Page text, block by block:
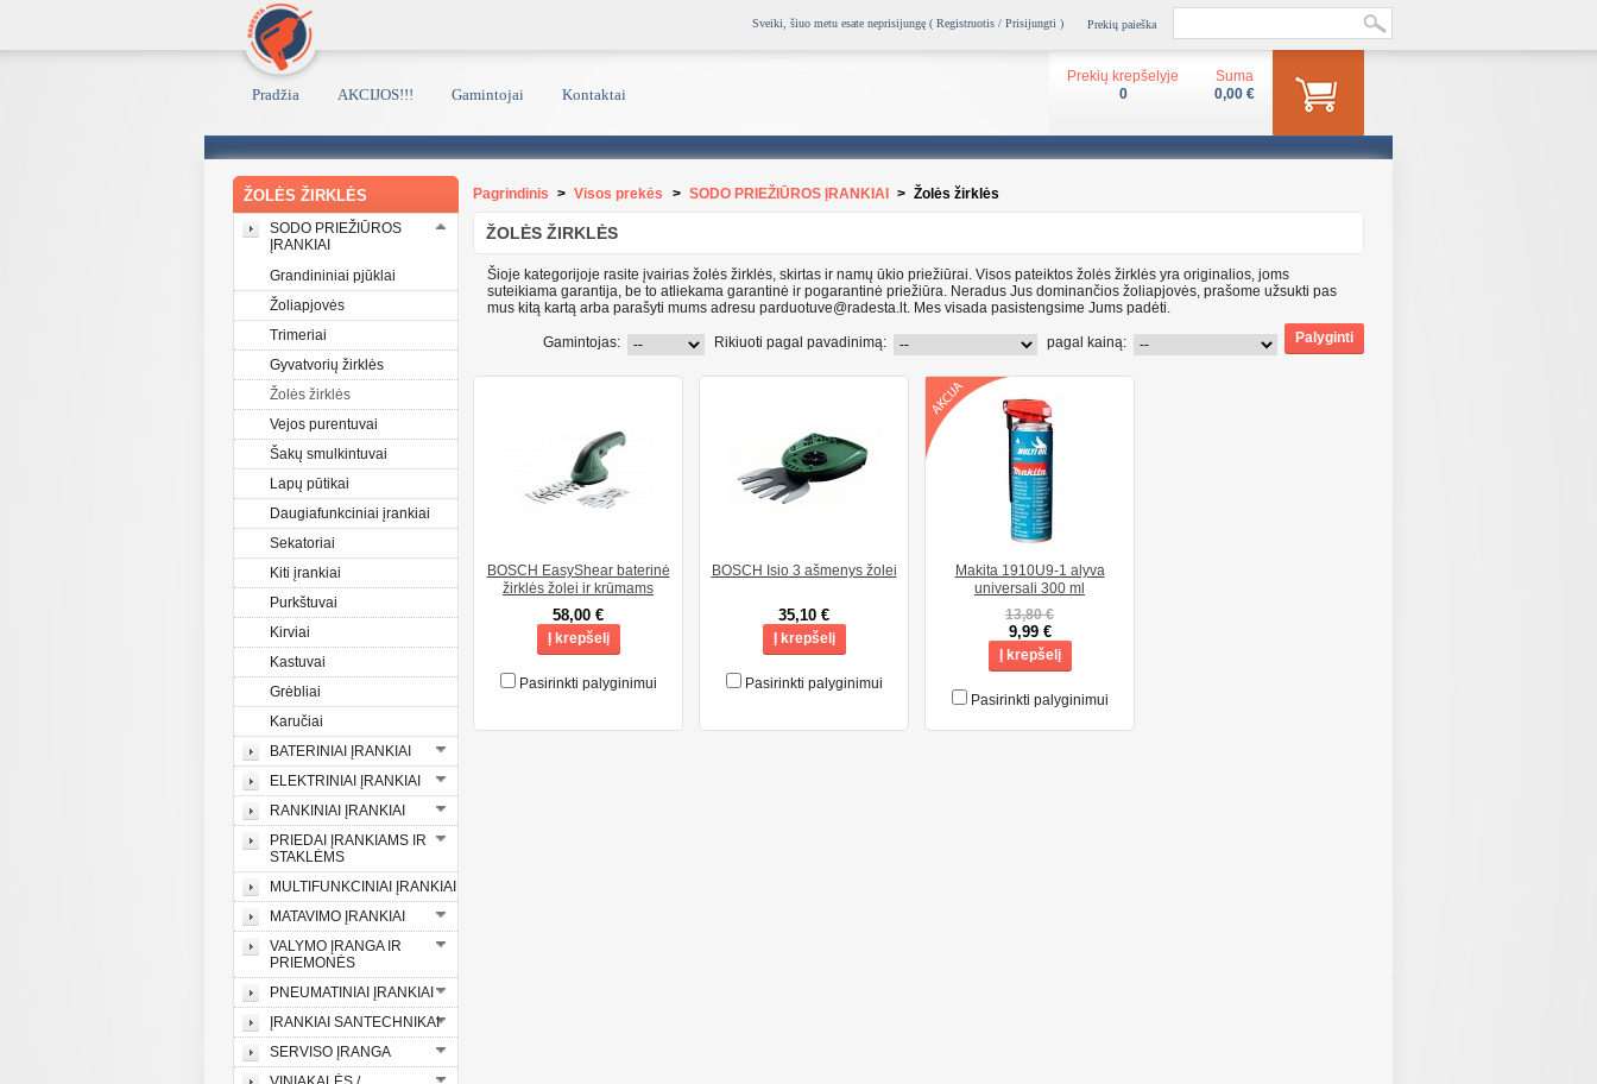
Prekių paieška
Sveiki, šiuo metu esate neprisijungę ( Registruotis / Prisijungti )
Pradžia AKCIJOS!!! Gamintojai Kontaktai
Suma
0,00 €
Prekių krepšelyje
0
ŽOLĖS ŽIRKLĖS
SODO PRIEŽIŪROS
ĮRANKIAI
Grandininiai pjūklai
Žoliapjovės
Trimeriai
Gyvatvorių žirklės
Žolės žirklės
Vejos purentuvai
Šakų smulkintuvai
Lapų pūtikai
Daugiafunkciniai įrankiai
Sekatoriai
Kiti įrankiai
Purkštuvai
Kirviai
Kastuvai
Grėbliai
Karučiai
BATERINIAI ĮRANKIAI
ELEKTRINIAI ĮRANKIAI
RANKINIAI ĮRANKIAI
PRIEDAI ĮRANKIAMS IR
STAKLĖMS
MULTIFUNKCINIAI ĮRANKIAI
MATAVIMO ĮRANKIAI
VALYMO ĮRANGA IR
PRIEMONĖS
PNEUMATINIAI ĮRANKIAI
ĮRANKIAI SANTECHNIKAI
SERVISO ĮRANGA
Pagrindinis > Visos prekės > SODO PRIEŽIŪROS ĮRANKIAI > Žolės žirklės
ŽOLĖS ŽIRKLĖS
Šioje kategorijoje rasite įvairias žolės žirklės, skirtas ir namų ūkio priežiūrai. Visos pateiktos žolės žirklės yra originalios, joms
suteikiama garantija, be to atliekama garantinė ir pogarantinė priežiūra. Neradus Jus dominančios žoliapjovės, prašome užsukti pas
mus kitą kartą arba parašyti mums adresu parduotuve@radesta.lt. Mes visada pasistengsime Jums padėti.
pagal kainą:
Rikiuoti pagal pavadinimą:
Gamintojas:
BOSCH EasyShear baterinė
žirklės žolei ir krūmams
58,00 €
Į krepšelį
Pasirinkti palyginimui
BOSCH Isio 3 ašmenys žolei
35,10 €
Į krepšelį
Pasirinkti palyginimui
Makita 1910U9-1 alyva
universali 300 ml
13,80 €
9,99 €
Į krepšelį
Pasirinkti palyginimui